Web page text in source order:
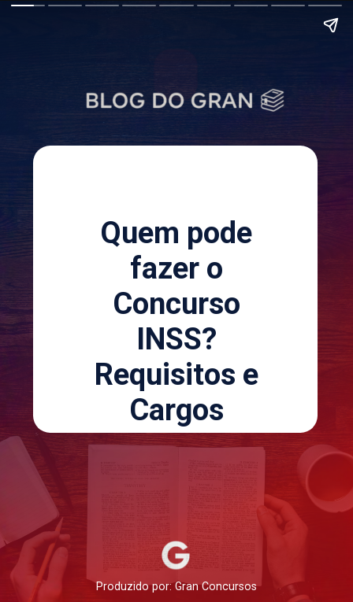
Produzido por: Gran Concursos
Quem pode
fazer o
Concurso
INSS?
Requisitos e
Cargos